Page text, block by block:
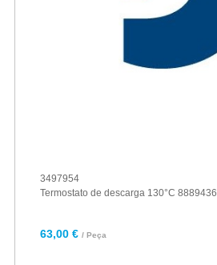
3497954
Termostato de descarga 130°C 8889436
63,00 € / Peça